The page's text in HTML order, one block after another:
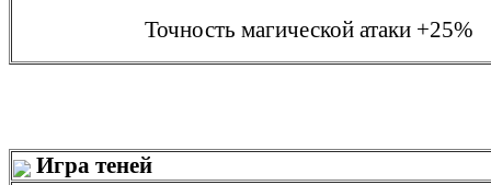
Точность магической атаки +25%
Игра теней